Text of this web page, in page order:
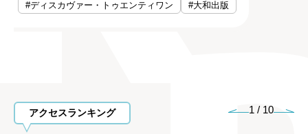
#ディスカヴァー・トゥエンティワン
#大和出版
アクセスランキング 1 / 10